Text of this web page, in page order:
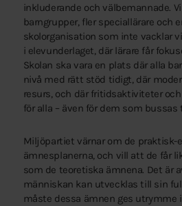
inkluderande och välbemannade.
barngrupper, fler speciallärare och
skolorganisation som inte vacklar
i elevunderlaget, där lärare får
Skolan ska vara en plats där alla
nivå med rätt stöd tidigt, där
resurs, och där fritidsaktiviteter
för alla – även för dem som bussas
Miljöpartiet värnar om de praktisk-
ämnesplanerna, och vill att de får
som de teoretiska ämnena. Det är
människan kan utvecklas till sin
måste dessa ämnen ges utrymme